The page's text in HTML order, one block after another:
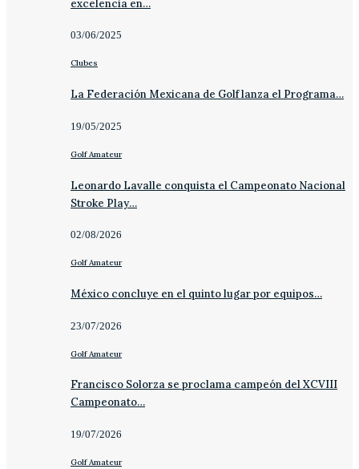
excelencia en…
03/06/2025
Clubes
La Federación Mexicana de Golf lanza el Programa…
19/05/2025
Golf Amateur
Leonardo Lavalle conquista el Campeonato Nacional
Stroke Play…
02/08/2026
Golf Amateur
México concluye en el quinto lugar por equipos…
23/07/2026
Golf Amateur
Francisco Solorza se proclama campeón del XCVIII
Campeonato…
19/07/2026
Golf Amateur